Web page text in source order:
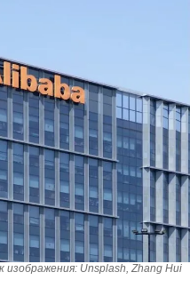
изображения: Unsplash, Zhang Hui